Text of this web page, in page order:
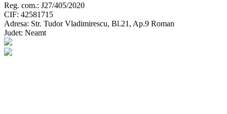
Reg. com.: J27/405/2020
CIF: 42581715
Adresa: Str. Tudor Vladimirescu, Bl.21, Ap.9 Roman
Judet: Neamt